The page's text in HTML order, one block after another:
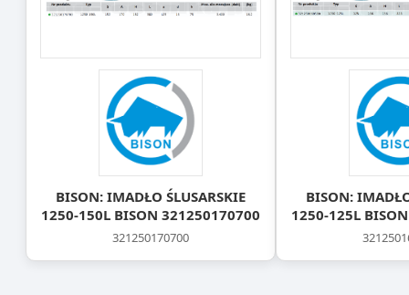
BISON: IMADŁO ŚLUSARSKIE
1250-150L BISON 321250170700
321250170700
BISON:
1250-125L